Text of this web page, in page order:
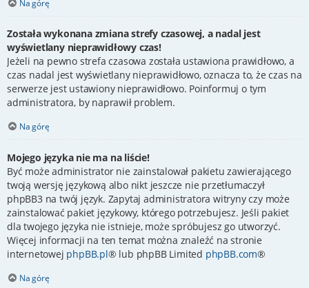
Na górę
Została wykonana zmiana strefy czasowej, a nadal jest
wyświetlany nieprawidłowy czas!
Jeżeli na pewno strefa czasowa została ustawiona prawidłowo, a
czas nadal jest wyświetlany nieprawidłowo, oznacza to, że czas na
serwerze jest ustawiony nieprawidłowo. Poinformuj o tym
administratora, by naprawił problem.
Na górę
Mojego języka nie ma na liście!
Być może administrator nie zainstalował pakietu zawierającego
twoją wersję językową albo nikt jeszcze nie przetłumaczył
phpBB3 na twój język. Zapytaj administratora witryny czy może
zainstalować pakiet językowy, którego potrzebujesz. Jeśli pakiet
dla twojego języka nie istnieje, może spróbujesz go utworzyć.
Więcej informacji na ten temat można znaleźć na stronie
internetowej phpBB.pl® lub phpBB Limited phpBB.com®
Na górę